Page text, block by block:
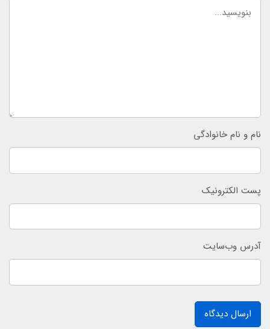
نام و نام خانوادگی
پست الکترونیک
آدرس وب‌سایت
ارسال دیدگاه